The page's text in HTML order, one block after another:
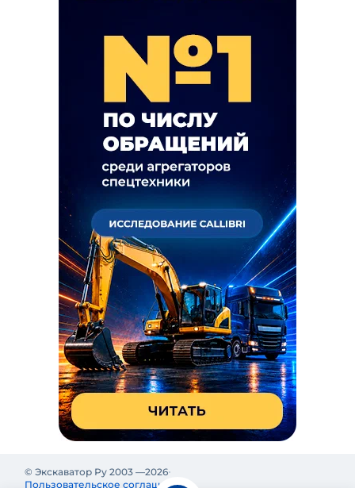
© Экскаватор Ру 2003 —2026
Пользовательское соглашение